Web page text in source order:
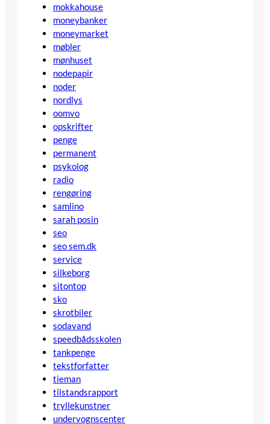
mokkahouse
moneybanker
moneymarket
møbler
mønhuset
nodepapir
noder
nordlys
oomvo
opskrifter
penge
permanent
psykolog
radio
rengøring
samlino
sarah posin
seo
seo sem.dk
service
silkeborg
sitontop
sko
skrotbiler
sodavand
speedbådsskolen
tankpenge
tekstforfatter
tieman
tilstandsrapport
tryllekunstner
undervognscenter